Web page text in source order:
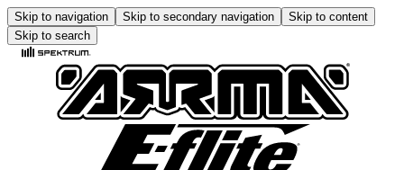
Skip to navigation Skip to secondary navigation
Skip to content
Skip to search